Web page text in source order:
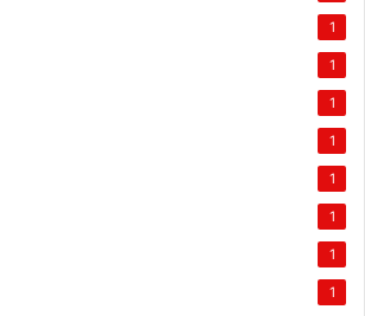
1
1
1
1
1
1
1
1